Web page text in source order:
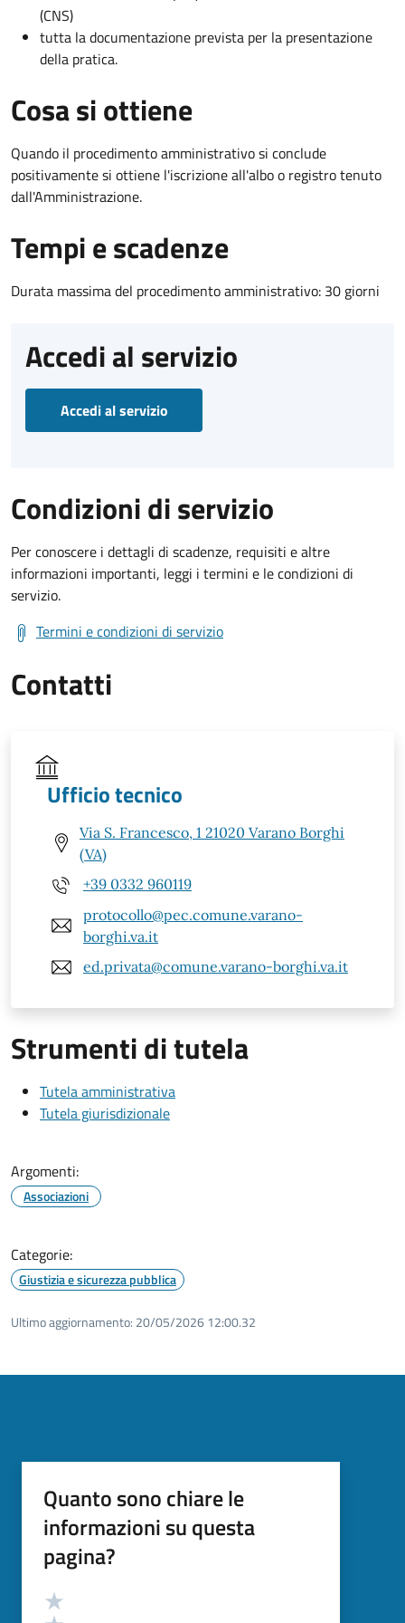
(CNS)
tutta la documentazione prevista per la presentazione
della pratica.
Cosa si ottiene
Quando il procedimento amministrativo si conclude
positivamente si ottiene l'iscrizione all'albo o registro tenuto
dall'Amministrazione.
Tempi e scadenze
Durata massima del procedimento amministrativo: 30 giorni
Accedi al servizio
Accedi al servizio
Condizioni di servizio
Per conoscere i dettagli di scadenze, requisiti e altre
informazioni importanti, leggi i termini e le condizioni di
servizio.
Termini e condizioni di servizio
Contatti
Ufficio tecnico
Via S. Francesco, 1 21020 Varano Borghi
(VA)
+39 0332 960119
protocollo@pec.comune.varano-
borghi.va.it
ed.privata@comune.varano-borghi.va.it
Strumenti di tutela
Tutela amministrativa
Tutela giurisdizionale
Argomenti:
Associazioni
Categorie:
Giustizia e sicurezza pubblica
Ultimo aggiornamento: 20/05/2026 12:00.32
Quanto sono chiare le
informazioni su questa
pagina?
Valutazione